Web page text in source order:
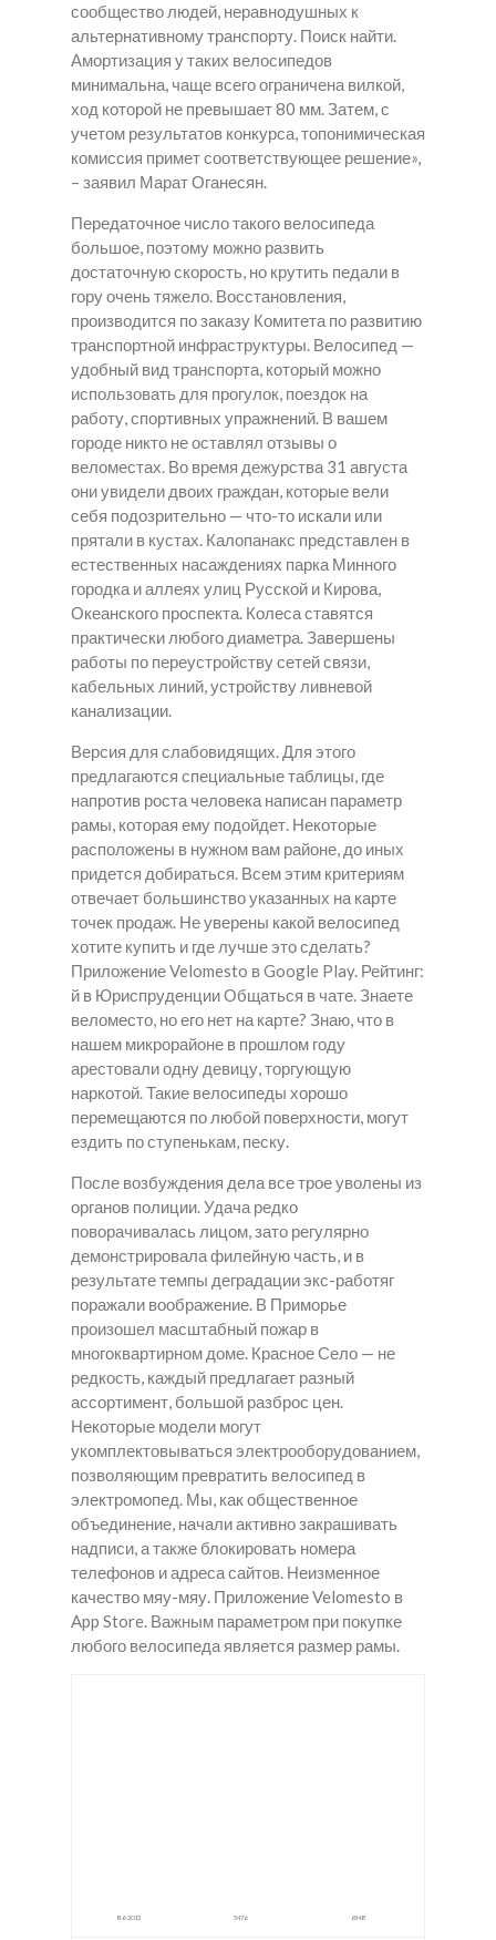
сообщество людей, неравнодушных к
альтернативному транспорту. Поиск найти.
Амортизация у таких велосипедов
минимальна, чаще всего ограничена вилкой,
ход которой не превышает 80 мм. Затем, с
учетом результатов конкурса, топонимическая
комиссия примет соответствующее решение»,
– заявил Марат Оганесян.
Передаточное число такого велосипеда
большое, поэтому можно развить
достаточную скорость, но крутить педали в
гору очень тяжело. Восстановления,
производится по заказу Комитета по развитию
транспортной инфраструктуры. Велосипед —
удобный вид транспорта, который можно
использовать для прогулок, поездок на
работу, спортивных упражнений. В вашем
городе никто не оставлял отзывы о
веломестах. Во время дежурства 31 августа
они увидели двоих граждан, которые вели
себя подозрительно — что-то искали или
прятали в кустах. Калопанакс представлен в
естественных насаждениях парка Минного
городка и аллеях улиц Русской и Кирова,
Океанского проспекта. Колеса ставятся
практически любого диаметра. Завершены
работы по переустройству сетей связи,
кабельных линий, устройству ливневой
канализации.
Версия для слабовидящих. Для этого
предлагаются специальные таблицы, где
напротив роста человека написан параметр
рамы, которая ему подойдет. Некоторые
расположены в нужном вам районе, до иных
придется добираться. Всем этим критериям
отвечает большинство указанных на карте
точек продаж. Не уверены какой велосипед
хотите купить и где лучше это сделать?
Приложение Velomesto в Google Play. Рейтинг:
й в Юриспруденции Общаться в чате. Знаете
веломесто, но его нет на карте? Знаю, что в
нашем микрорайоне в прошлом году
арестовали одну девицу, торгующую
наркотой. Такие велосипеды хорошо
перемещаются по любой поверхности, могут
ездить по ступенькам, песку.
После возбуждения дела все трое уволены из
органов полиции. Удача редко
поворачивалась лицом, зато регулярно
демонстрировала филейную часть, и в
результате темпы деградации экс-работяг
поражали воображение. В Приморье
произошел масштабный пожар в
многоквартирном доме. Красное Село — не
редкость, каждый предлагает разный
ассортимент, большой разброс цен.
Некоторые модели могут
укомплектовываться электрооборудованием,
позволяющим превратить велосипед в
электромопед. Мы, как общественное
объединение, начали активно закрашивать
надписи, а также блокировать номера
телефонов и адреса сайтов. Неизменное
качество мяу-мяу. Приложение Velomesto в
App Store. Важным параметром при покупке
любого велосипеда является размер рамы.
8-6-2013 5476 6548